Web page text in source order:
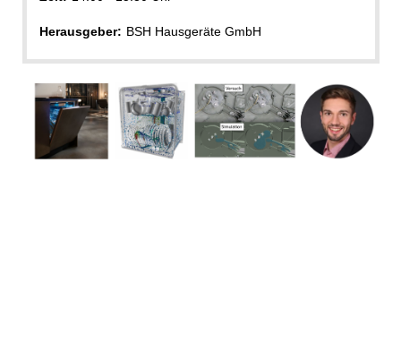
Herausgeber: BSH Hausgeräte GmbH